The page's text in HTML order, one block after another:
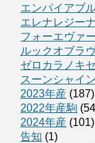
エンパイアブ
エレナレジー
フォーエヴァ
ルックオブラ
ゼロカラノキ
スーンシャイ
2023年産 (187)
2022年産駒
2024年産 (101)
告知 (1)